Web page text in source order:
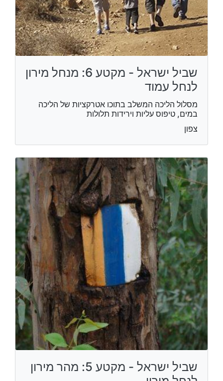
שביל ישראל - מקטע 6: מנחל מירון
לנחל עמוד
מסלול הליכה המשלב בתוכו אטרקציות של הליכה
במים, טיפוס עליות וירידות תלולות
צפון
שביל ישראל - מקטע 5: מהר מירון